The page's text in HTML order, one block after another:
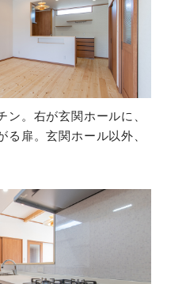
ン。右が玄関ホールに、
る扉。玄関ホール以外、